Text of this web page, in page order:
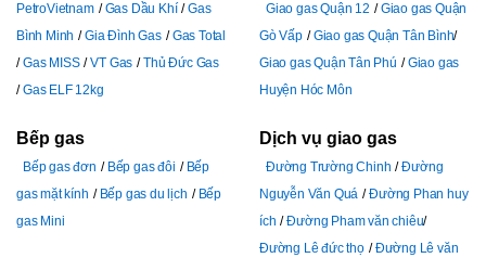
PetroVietnam
Gas Dầu Khí
Gas
Bình Minh
Gia Đình Gas
Gas Total
Gas MISS
VT Gas
Thủ Đức Gas
Gas ELF 12kg
Bếp gas
Bếp gas đơn Bếp gas đôi
Bếp
gas mặt kính
Bếp gas du lịch
Bếp
gas Mini
Giao gas Quận 12
Giao gas Quận
Gò Vấp
Giao gas Quận Tân Bình
Giao gas Quận Tân Phú
Giao gas
Huyện Hóc Môn
Dịch vụ giao gas
Đường Trường Chinh
Đường
Nguyễn Văn Quá
Đường Phan huy
ích
Đường Pham văn chiêu
Đường Lê đức thọ
Đường Lê văn